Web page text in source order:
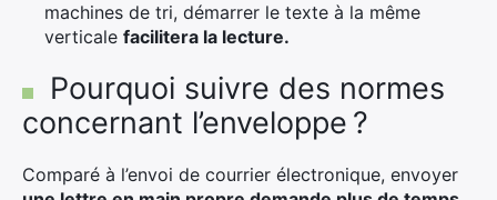
machines de tri, démarrer le texte à la même
verticale facilitera la lecture.
Pourquoi suivre des normes
concernant l’enveloppe ?
Comparé à l’envoi de courrier électronique, envoyer